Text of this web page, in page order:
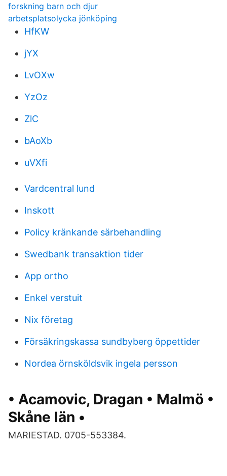
forskning barn och djur
arbetsplatsolycka jönköping
HfKW
jYX
LvOXw
YzOz
ZlC
bAoXb
uVXfi
Vardcentral lund
Inskott
Policy kränkande särbehandling
Swedbank transaktion tider
App ortho
Enkel verstuit
Nix företag
Försäkringskassa sundbyberg öppettider
Nordea örnsköldsvik ingela persson
• Acamovic, Dragan • Malmö •
Skåne län •
MARIESTAD. 0705-553384.